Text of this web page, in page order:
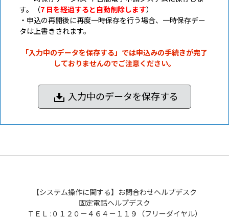
す。（7 日を経過すると自動削除します）
・申込の再開後に再度一時保存を行う場合、一時保存デー
タは上書きされます。
「入力中のデータを保存する」では申込みの手続きが完了
しておりませんのでご注意ください。
入力中のデータを保存する
【システム操作に関する】お問合わせヘルプデスク
固定電話ヘルプデスク
ＴＥＬ :０１２０－４６４－１１９（フリーダイヤル）